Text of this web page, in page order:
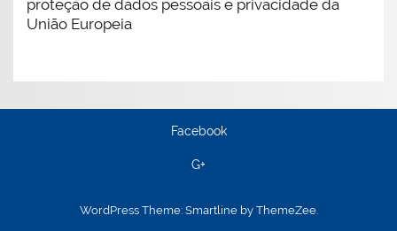
proteção de dados pessoais e privacidade da
União Europeia
Facebook
G+
WordPress Theme: Smartline by ThemeZee.